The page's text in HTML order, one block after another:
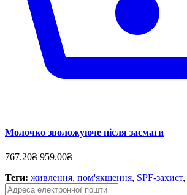
Молочко зволожуюче після засмаги
767.20₴ 959.00₴
Теги: живлення, пом'якшення, SPF-захист,